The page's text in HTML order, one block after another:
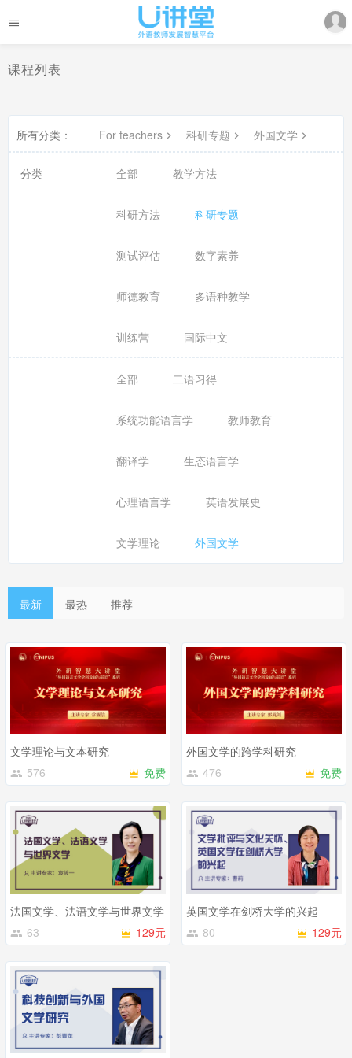
课程列表
所有分类： For teachers 科研专题 外国文学
分类 全部 教学方法
科研方法 科研专题
测试评估 数字素养
师德教育 多语种教学
训练营 国际中文
全部 二语习得
系统功能语言学 教师教育
翻译学 生态语言学
心理语言学 英语发展史
文学理论 外国文学
最新 最热 推荐
文学理论与文本研究
576
免费
外国文学的跨学科研究
476
免费
法国文学、法语文学与世界文学
63
129元
英国文学在剑桥大学的兴起
80
129元